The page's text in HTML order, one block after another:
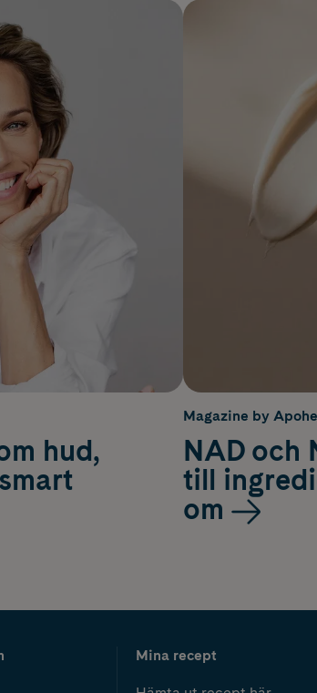
hud,
Magazine by
NAD och
till
om
Mina recept